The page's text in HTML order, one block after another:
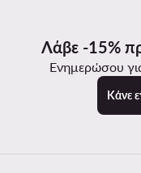
Λάβε -15%
Ενημερώσου
Κάνε